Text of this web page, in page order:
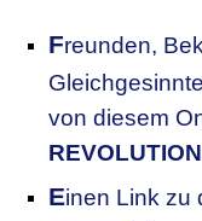
Freunden,
von diesem
Einen Link zu